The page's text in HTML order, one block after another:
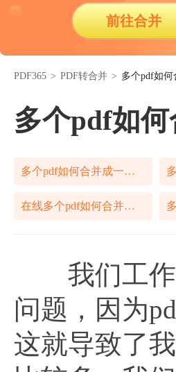
前往合并
PDF365 > PDF转合并 > 多个pdf如
多个pdf如
多个pdf如何合并成一个pdf
在线多个pdf如何合并成一个pdf
我们工作
问题，因为
这就导致了